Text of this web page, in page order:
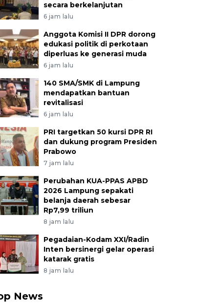
secara berkelanjutan
6 jam lalu
Anggota Komisi II DPR dorong
edukasi politik di perkotaan
diperluas ke generasi muda
6 jam lalu
140 SMA/SMK di Lampung
mendapatkan bantuan
revitalisasi
6 jam lalu
PRI targetkan 50 kursi DPR RI
dan dukung program Presiden
Prabowo
7 jam lalu
Perubahan KUA-PPAS APBD
2026 Lampung sepakati
belanja daerah sebesar
Rp7,99 triliun
8 jam lalu
Pegadaian-Kodam XXI/Radin
Inten bersinergi gelar operasi
katarak gratis
8 jam lalu
News